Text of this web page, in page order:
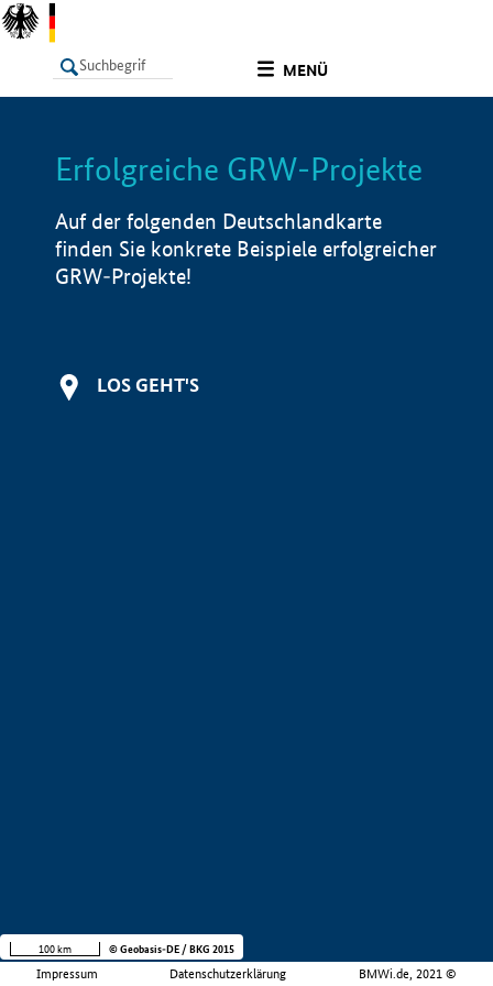
MENÜ
LISTE Info
Erfolgreiche GRW-Projekte
Auf der folgenden Deutschlandkarte
finden Sie konkrete Beispiele erfolgreicher
GRW-Projekte!
LOS GEHT'S
Impressum Datenschutzerklärung BMWi.de, 2021 ©
100 km © Geobasis-DE / BKG 2015